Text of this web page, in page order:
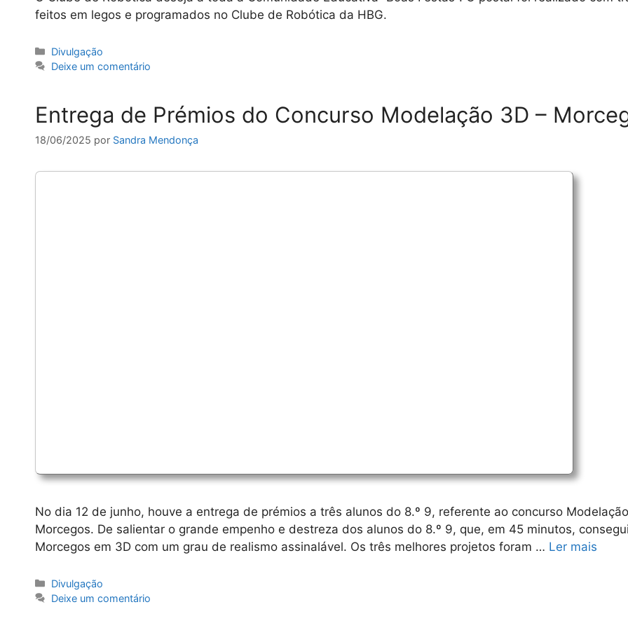
feitos em legos e programados no Clube de Robótica da HBG.
Categorias
Divulgação
Deixe um comentário
Entrega de Prémios do Concurso Modelação 3D –
18/06/2025 por Sandra Mendonça
No dia 12 de junho, houve a entrega de prémios a três alunos do 8.º 9, referente ao concurso
Morcegos. De salientar o grande empenho e destreza dos alunos do 8.º 9, que, em 45 minutos,
Morcegos em 3D com um grau de realismo assinalável. Os três melhores projetos foram … Ler mais
Categorias
Divulgação
Deixe um comentário